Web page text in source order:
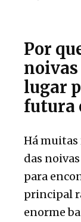
Por
noivas
lugar
futura
Há muitas
das
para
principal
enorme